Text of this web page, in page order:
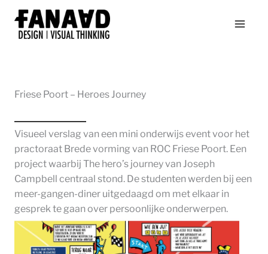
naar
Friese Poort – Heroes Journey
Visueel verslag van een mini onderwijs event voor het
practoraat Brede vorming van ROC Friese Poort. Een
project waarbij The hero’s journey van Joseph
Campbell centraal stond. De studenten werden bij een
meer-gangen-diner uitgedaagd om met elkaar in
gesprek te gaan over persoonlijke onderwerpen.